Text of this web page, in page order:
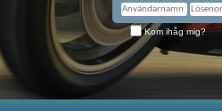
Kom ihåg mig?